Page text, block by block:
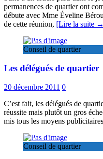
permanences de quartier ont
débute avec Mme Éveline
de cette réunion, [Lire la suite
Conseil de quartier
Les délégués de quartier
20 décembre 2011 0
C’est fait, les délégués de
réussite mais plutôt un gros
mis tous les moyens
Conseil de quartier